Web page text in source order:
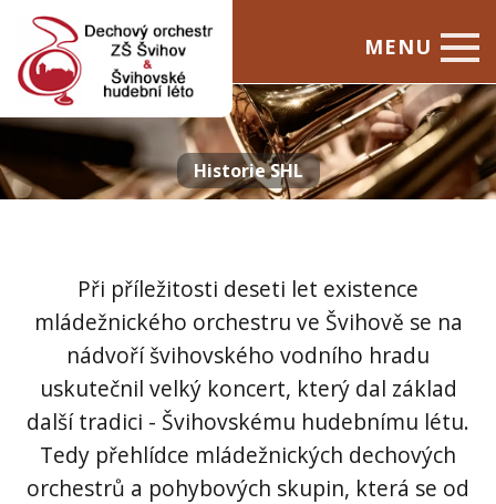
MENU
Úvod
Dechový orchestr
Švihovské hudební léto
Historie SHL
Při příležitosti deseti let existence
mládežnického orchestru ve Švihově se na
nádvoří švihovského vodního hradu
uskutečnil velký koncert, který dal základ
další tradici - Švihovskému hudebnímu létu.
Tedy přehlídce mládežnických dechových
orchestrů a pohybových skupin, která se od